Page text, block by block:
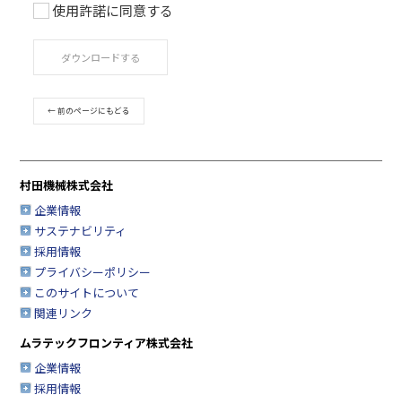
ご利用条件
取扱説明書は、製品をご購入いただいたお客様のための
品のご使用者様がお読みになることを想定しています。
たお客様以外からのお問い合わせにはお応えできない場
すのであらかじめご了承ください。
す。）の情報機器事業部が扱う製品の取扱説明書を提供し
販売終了製品の取扱説明書も一部提供しておりますが、
の取扱説明書を網羅するものではありませんので、あら
承ください。
安全上の注意事項は、取扱説明書が制作された時点での
業界基準に応じた内容になっています。
取扱説明書の内容は、製品の仕様変更などで予告なく変
合があります。
このサービスで提供している取扱説明書の内容は、製品
されている取扱説明書の内容と異なる場合があります。
製品には、取扱説明書以外の印刷物が同梱されている場
すが、このサービスでは、それらの印刷物は提供してお
このサービスで提供している取扱説明書の対象となる製
使用許諾に同意する
ダウンロードする
← 前のページにもどる
村田機械株式会社
企業情報
サステナビリティ
採用情報
プライバシーポリシー
このサイトについて
関連リンク
ムラテックフロンティア株式会社
企業情報
採用情報